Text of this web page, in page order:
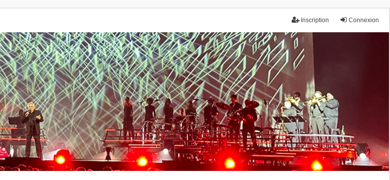
Connexion
Inscription